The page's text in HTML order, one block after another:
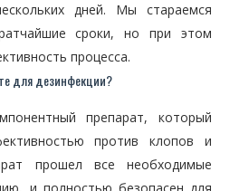
дней. Мы стараемся
сроки, но при этом
процесса.
для дезинфекции?
препарат, который
против клопов и
прошел все необходимые